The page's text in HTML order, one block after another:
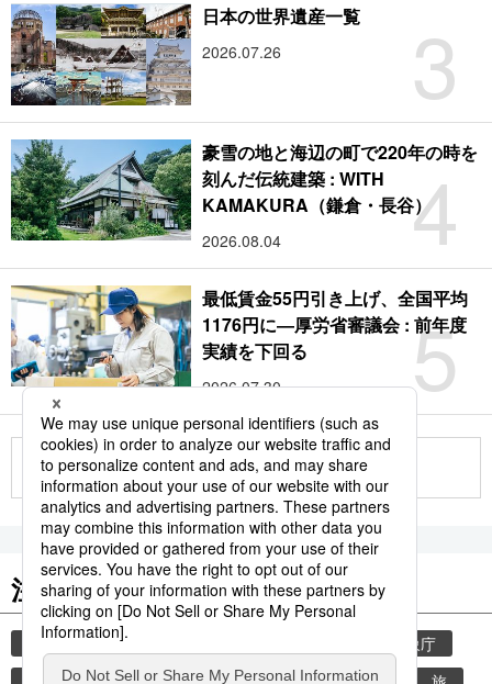
3
日本の世界遺産一覧
2026.07.26
4
豪雪の地と海辺の町で220年の時を
刻んだ伝統建築 : WITH
KAMAKURA（鎌倉・長谷）
2026.08.04
5
最低賃金55円引き上げ、全国平均
1176円に―厚労省審議会 : 前年度
実績を下回る
2026.07.30
もっと見る
注目のキーワード
共同通信ニュース
気象庁